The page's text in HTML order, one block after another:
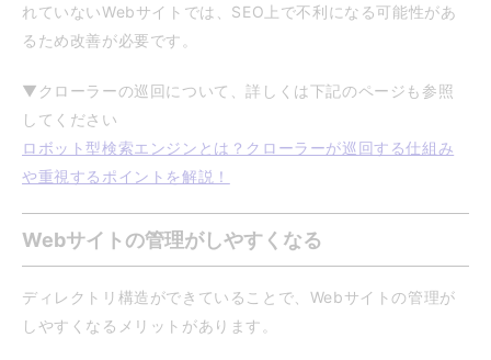
れていないWebサイトでは、SEO上で不利になる可能性があ
るため改善が必要です。
▼クローラーの巡回について、詳しくは下記のページも参照
してください
ロボット型検索エンジンとは？クローラーが巡回する仕組み
や重視するポイントを解説！
Webサイトの管理がしやすくなる
ディレクトリ構造ができていることで、Webサイトの管理が
しやすくなるメリットがあります。